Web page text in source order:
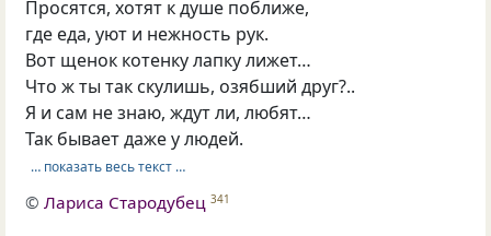
Просятся, хотят к душе поближе,
где еда, уют и нежность рук.
Вот щенок котенку лапку лижет…
Что ж ты так скулишь, озябший друг?..
Я и сам не знаю, ждут ли, любят…
Так бывает даже у людей.
… показать весь текст …
©Лариса Стародубец 341